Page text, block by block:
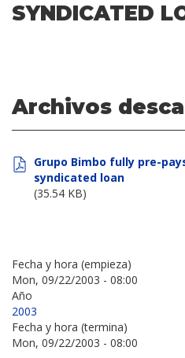
SYNDICATED
Archivos
Grupo Bimbo fully pre-
syndicated loan
(35.54 KB)
Fecha y hora (empieza)
Mon, 09/22/2003 - 08:00
Año
2003
Fecha y hora (termina)
Mon, 09/22/2003 - 08:00